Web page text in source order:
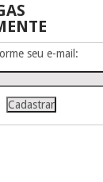
seu e-mail: